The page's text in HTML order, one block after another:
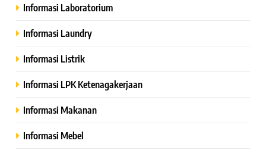
Informasi Laboratorium
Informasi Laundry
Informasi Listrik
Informasi LPK Ketenagakerjaan
Informasi Makanan
Informasi Mebel